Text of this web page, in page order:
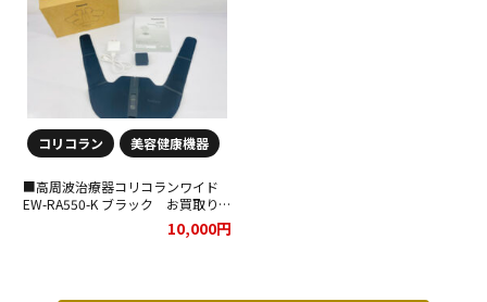
コリコラン 美容健康機器
■高周波治療器コリコランワイド
EW-RA550-K ブラック お買取りさ
10,000円